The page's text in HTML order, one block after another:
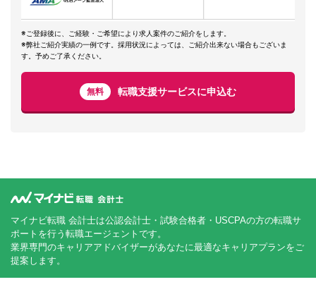
※ご登録後に、ご経験・ご希望により求人案件のご紹介をします。
※弊社ご紹介実績の一例です。採用状況によっては、ご紹介出来ない場合もございま
す。予めご了承ください。
無料 転職支援サービスに申込む
マイナビ転職 会計士は公認会計士・試験合格者・USCPAの方の転職サ
ポートを行う転職エージェントです。
業界専門のキャリアアドバイザーがあなたに最適なキャリアプランをご
提案します。